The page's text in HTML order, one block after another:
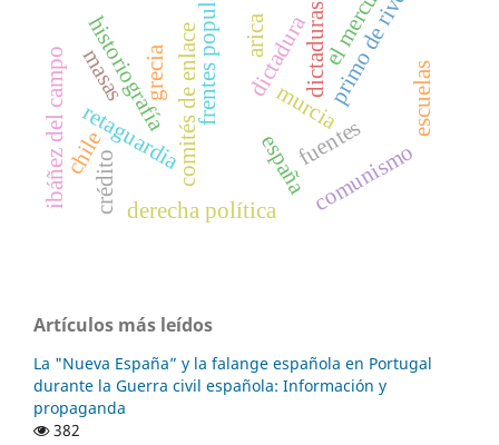
frentes populares
comités de enlace murcia
retaguardia
historiografía
fuentes
dictadura
españa
primo de rivera
chile
ibáñez del campo dictaduras
grecia
comunismo
masas
derecha política
crédito
escuelas
arica
Artículos más leídos
La "Nueva España” y la falange española en Portugal
durante la Guerra civil española: Información y
propaganda
382